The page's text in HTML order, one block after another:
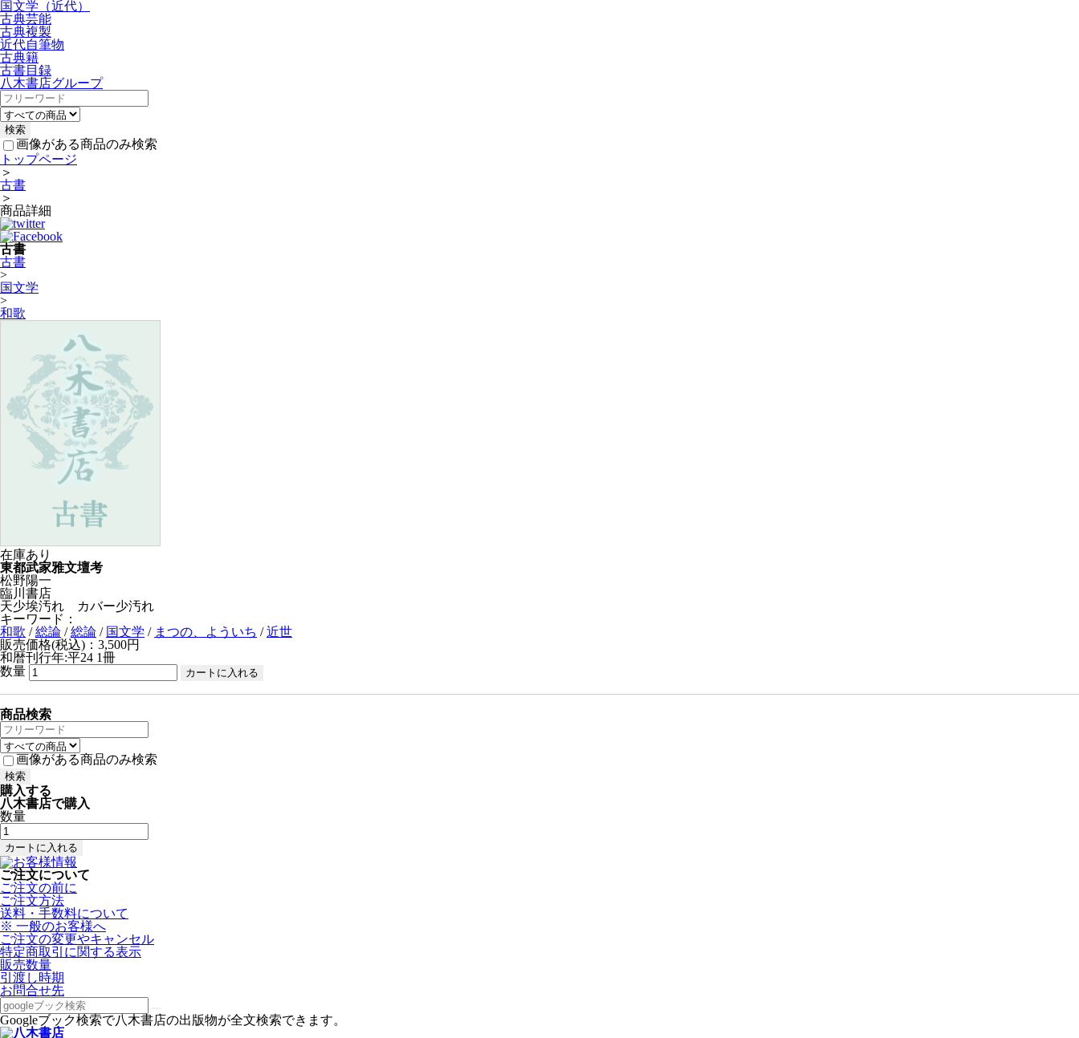
国文学（近代）
古典芸能
古典複製
近代自筆物
古典籍
古書目録
八木書店グループ
画像がある商品のみ検索
トップページ
＞
古書
＞
商品詳細
古書
古書
>
国文学
>
和歌
在庫あり
東都武家雅文壇考
松野陽一
臨川書店
天少埃汚れ カバー少汚れ
キーワード：
和歌 /総論 /総論 / 国文学 / まつの、よういち /近世
販売価格(税込)：3,500円
和暦刊行年:平24 1冊
数量
商品検索
画像がある商品のみ検索
購入する
八木書店で購入
数量
ご注文について
ご注文の前に
ご注文方法
送料・手数料について
※ 一般のお客様へ
ご注文の変更やキャンセル
特定商取引に関する表示
販売数量
引渡し時期
お問合せ先
Googleブック検索で八木書店の出版物が全文検索できます。